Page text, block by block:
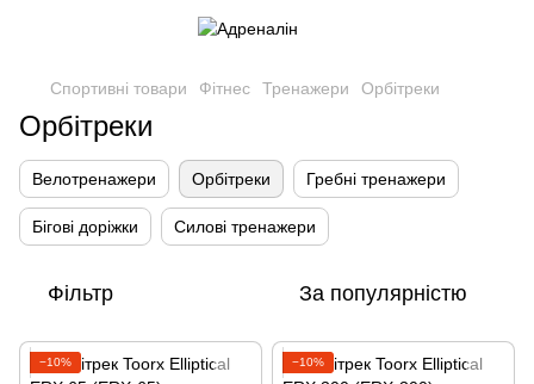
Спортивні товари Фітнес Тренажери Орбітреки
Орбітреки
Велотренажери Орбітреки Гребні тренажери
Бігові доріжки Силові тренажери
Фільтр За популярністю
−10% −10%